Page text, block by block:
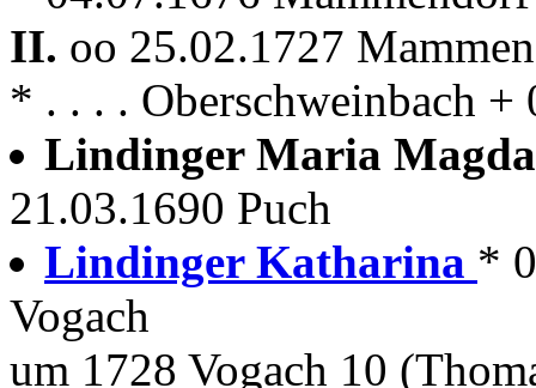
II. oo 25.02.1727
* . . . . Oberschweinbach
Lindinger Maria
21.03.1690 Puch
Lindinger Katharina *
Vogach
um 1728 Vogach 10